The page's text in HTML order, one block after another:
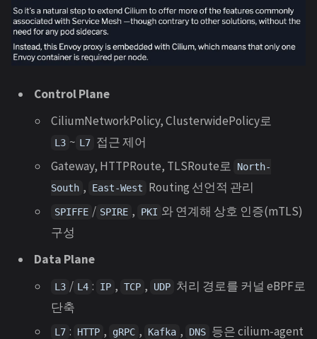
Control Plane
CiliumNetworkPolicy, ClusterwidePolicy로
L3 ~ L7 접근 제어
Gateway, HTTPRoute, TLSRoute로
North-
South , East-West Routing 선언적 관리
SPIFFE / SPIRE , PKI 와 연계해 상호 인증(mTLS)
구성
Data Plane
L3 / L4 : IP , TCP , UDP 처리 경로를 커널 eBPF로
단축
L7 : HTTP , gRPC , Kafka , DNS 등은 cilium-agent